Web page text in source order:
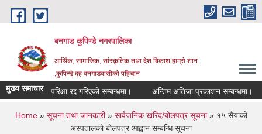
Skip to main content
बनगाड कुपिण्डे नगरपालिका
आर्थिक, सामाजिक, सांस्कृतिक तथा देश बिकाश हाम्रो शान
,कुपिन्ड़े दह वनगाडवासीको पहिचान
मुख्य समाचारपरिक्षा रद्द गरिएको सम्बन्धमा। अन्तिम अतिजा प्रकाशन सम्बन्धमा।
You are here
Home» सूचना तथा जानकारी» सार्वजनिक खरिद/बोलपत्र सूचना» १५ सैयाको
अस्पतालको बोलपत्र आह्वान सम्बन्धि सूचना